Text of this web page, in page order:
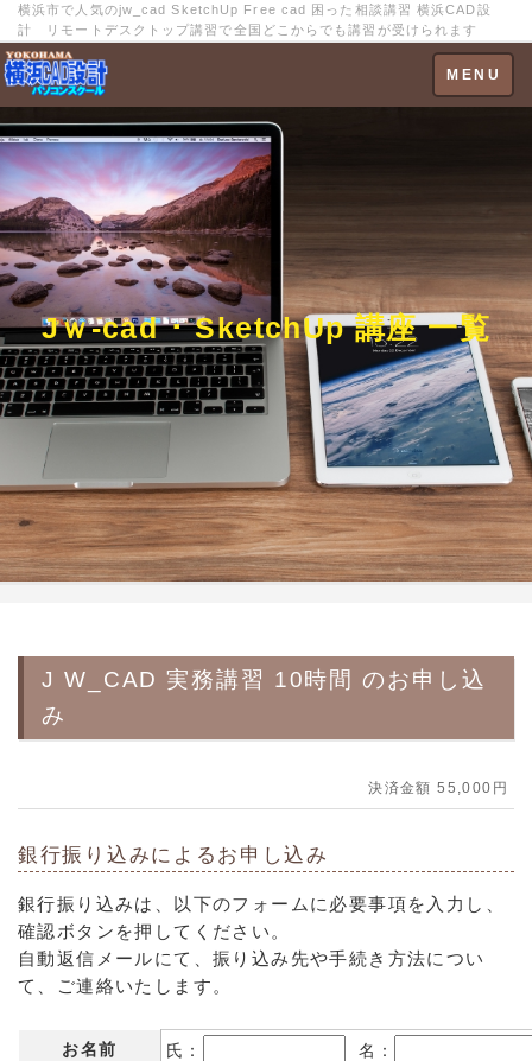
横浜市で人気のjw_cad SketchUp Free cad 困った相談講習 横浜CAD設
計 リモートデスクトップ講習で全国どこからでも講習が受けられます
Toggle
navigation
MENU
Jｗ-cad ･ SketchUp 講座 一覧
J W_CAD 実務講習 10時間 のお申し込
み
決済金額 55,000円
銀行振り込みによるお申し込み
銀行振り込みは、以下のフォームに必要事項を入力し、
確認ボタンを押してください。
自動返信メールにて、振り込み先や手続き方法につい
て、ご連絡いたします。
お名前 氏： 名：